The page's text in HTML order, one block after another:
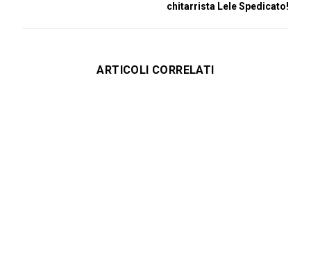
chitarrista Lele Spedicato!
ARTICOLI CORRELATI